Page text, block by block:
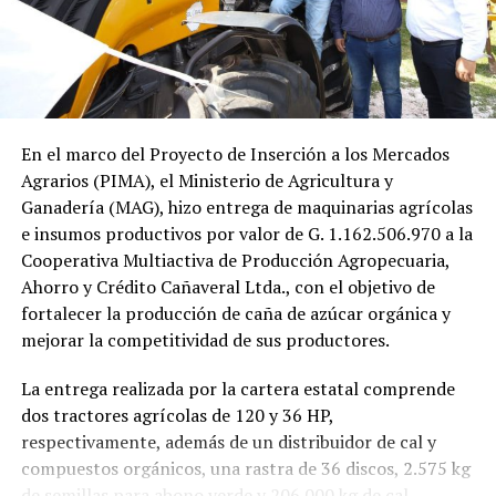
En el marco del Proyecto de Inserción a los Mercados
Agrarios (PIMA), el Ministerio de Agricultura y
Ganadería (MAG), hizo entrega de maquinarias agrícolas
e insumos productivos por valor de G. 1.162.506.970 a la
Cooperativa Multiactiva de Producción Agropecuaria,
Ahorro y Crédito Cañaveral Ltda., con el objetivo de
fortalecer la producción de caña de azúcar orgánica y
mejorar la competitividad de sus productores.
La entrega realizada por la cartera estatal comprende
dos tractores agrícolas de 120 y 36 HP,
respectivamente, además de un distribuidor de cal y
compuestos orgánicos, una rastra de 36 discos, 2.575 kg